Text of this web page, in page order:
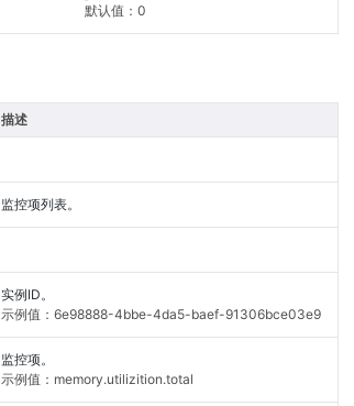
默认值：0
描述
监控项列表。
实例ID。
示例值：6e98888-4bbe-4da5-baef-91306bce03e9
监控项。
示例值：memory.utilizition.total